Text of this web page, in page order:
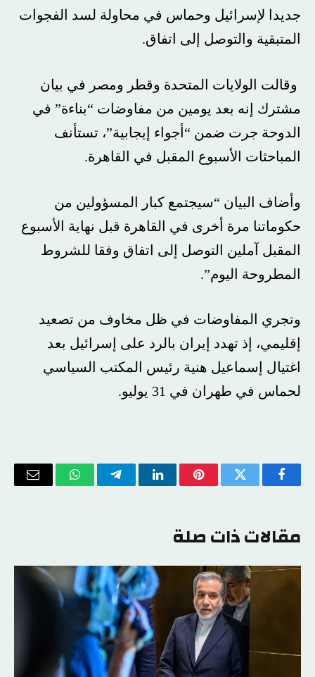
جديدا لإسرائيل وحماس في محاولة لسد الفجوات
المتبقية والتوصل إلى اتفاق.
وقالت الولايات المتحدة وقطر ومصر في بيان
مشترك إنه بعد يومين من مفاوضات “بناءة” في
الدوحة جرت ضمن “أجواء إيجابية”، تستأنف
المباحثات الأسبوع المقبل في القاهرة.
وأضاف البيان “سيجتمع كبار المسؤولين من
حكوماتنا مرة أخرى في القاهرة قبل نهاية الأسبوع
المقبل آملين التوصل إلى اتفاق وفقا للشروط
المطروحة اليوم”.
وتجري المفاوضات في ظل مخاوف من تصعيد
إقليمي، إذ تهدد
إيران بالرد على إسرائيل بعد
اغتيال
إسماعيل هنية رئيس المكتب السياسي
لحماس في طهران في 31 يوليو.
فيسبوكتويتر بينتيريستلينكدإن تيلقرام واتسابالبريد
مقالات ذات صلة